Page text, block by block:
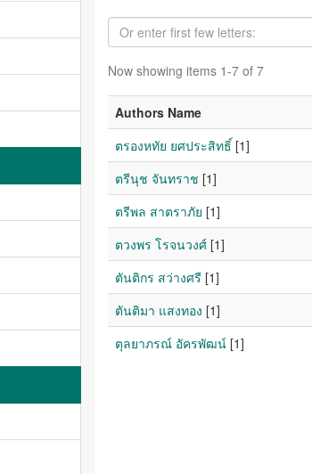
Now showing items 1-7 of 7
Authors Name
ตรองหทัย ยศประสิทธิ์[1]
ตรีนุช จันทราช [1]
ตรีพล สาตราภัย [1]
ตวงพร โรจนวงศ์[1]
ตันติกร สว่างศรี [1]
ตันติมา แสงทอง [1]
ตุลยาภรณ์ อัครพัฒน์[1]